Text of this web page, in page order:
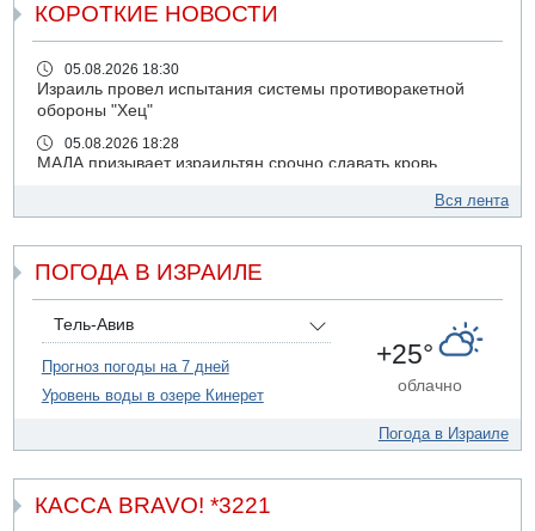
КОРОТКИЕ НОВОСТИ
05.08.2026 18:30
Израиль провел испытания системы противоракетной
обороны "Хец"
05.08.2026 18:28
МАДА призывает израильтян срочно сдавать кровь
Бывший посол Израиля в ООН Гилад Эрдан объявит в
05.08.2026 13:49
На севере Израиля на берег выбросило тело
05.08.2026 13:32
В России горят новые склады
05.08.2026 10:19
Хуситы сообщают об атаке по Саудовскому танкеру
Левые активисты пытались ворваться в офис
05.08.2026 06:42
Вся лента
ПОГОДА В ИЗРАИЛЕ
Тель-Авив
Прогноз погоды на 7 дней
Уровень воды в озере Кинерет
+25°
облачно
Погода в Израиле
КАССА BRAVO! *3221